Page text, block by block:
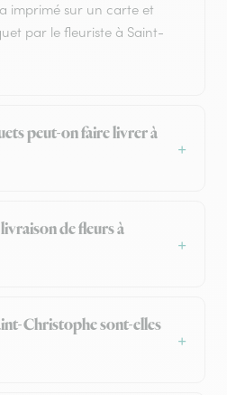
imprimé sur un carte et
par le fleuriste à Saint-
peut-on faire livrer à
de fleurs à
Christophe sont-elles